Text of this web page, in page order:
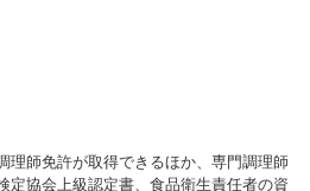
理師免許が取得できるほか、専門調理師
定協会上級認定書、食品衛生責任者の資